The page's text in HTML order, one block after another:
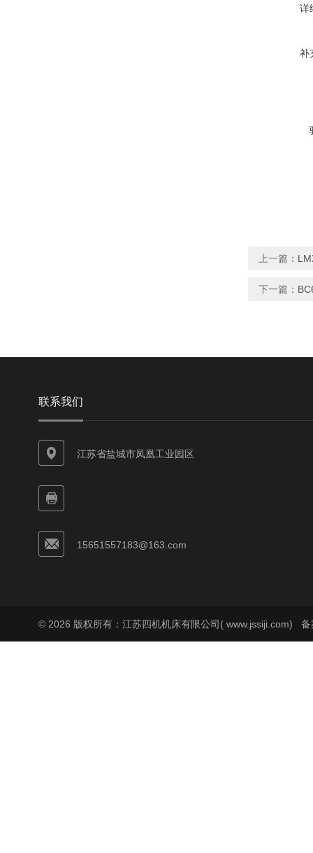
详
补
上一篇：
下一篇：
联系我们
江苏省盐城市凤凰工业园区
15651557183@163.com
© 2026 版权所有：江苏四机机床有限公司( www.jssiji.com) 备